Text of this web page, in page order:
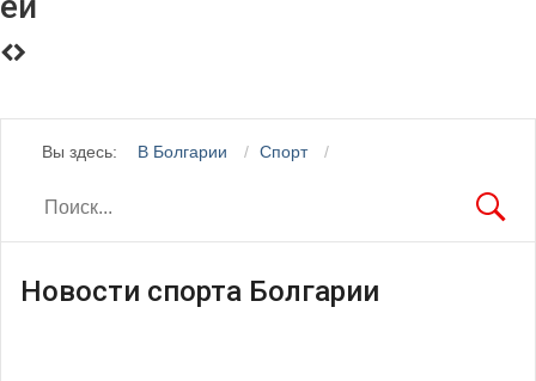
Вы здесь: В Болгарии Спорт
Новости спорта Болгарии